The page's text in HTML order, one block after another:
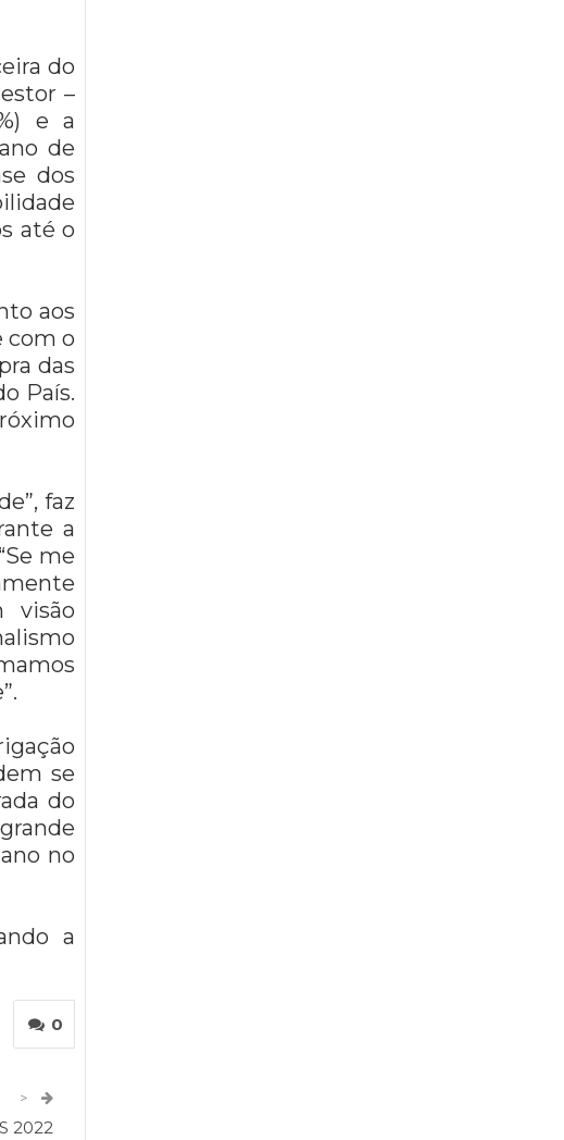
do
–
e a
de
dos
até o
aos
com o
das
País.
faz
a
me
visão
se
do
no
a
0
>
2022